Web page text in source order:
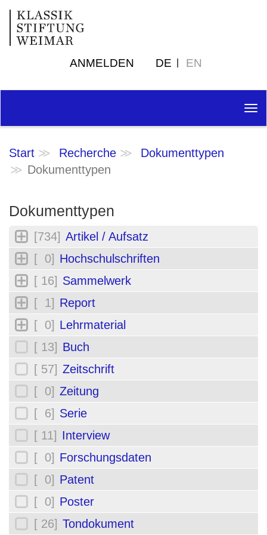
ANMELDEN DE EN
Start Recherche
Dokumenttypen
Dokumenttypen
Dokumenttypen
[734] Artikel / Aufsatz
[ 0] Hochschulschriften
[ 16] Sammelwerk
[ 1] Report
[ 0] Lehrmaterial
[ 13] Buch
[ 57] Zeitschrift
[ 0] Zeitung
[ 6] Serie
[ 11] Interview
[ 0] Forschungsdaten
[ 0] Patent
[ 0] Poster
[ 26] Tondokument